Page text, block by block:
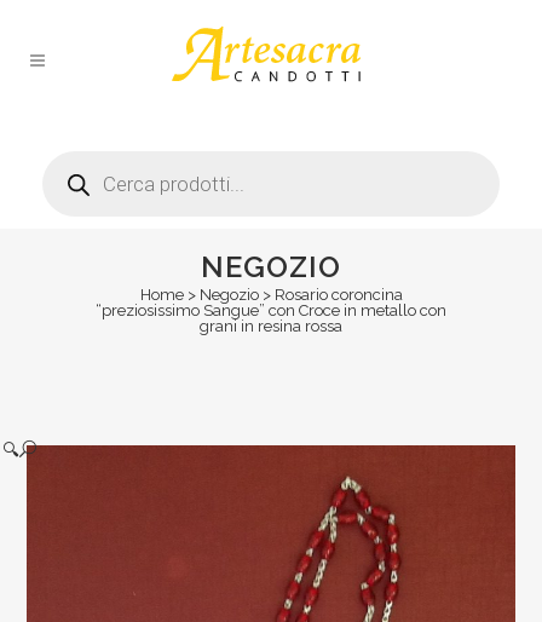
search
NEGOZIO
Home> Negozio> Rosario coroncina
“preziosissimo Sangue” con Croce in metallo con
grani in resina rossa
🔍